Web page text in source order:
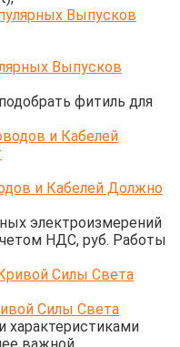
Выпусков
фитиль для
и Кабелей Должно
электроизмерений
НДС, руб. Работы
Силы Света